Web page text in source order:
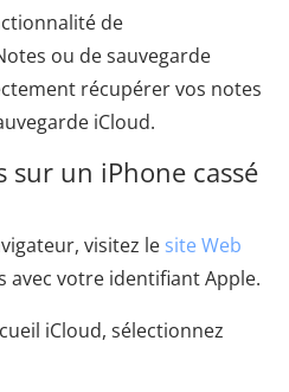
de
ou de sauvegarde
récupérer vos notes
iCloud.
sur un iPhone cassé
visitez le site Web
avec votre identifiant Apple.
iCloud, sélectionnez